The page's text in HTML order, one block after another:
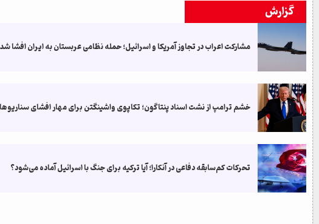
گزارش
مشارکت اعراب در تجاوز آمریکا و اسرائیل؛ حمله نظامی عربستان به ایران افشا شد
خشم ترامپ از نشت اسناد پنتاگون؛ تکاپوی واشینگتن برای مهار افشای
تحرکات کم‌سابقه دفاعی در آنکارا؛ آیا ترکیه برای جنگ با اسرائیل آماده می‌شود؟